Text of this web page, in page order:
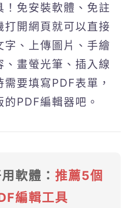
！免安裝軟體、免註
打開網頁就可以直接
字、上傳圖片、手繪
、畫螢光筆、插入線
要填寫PDF表單，
PDF編輯器吧。
軟體： 推薦5個
編輯工具